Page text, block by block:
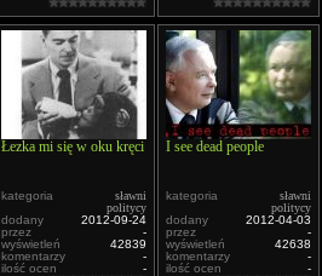
Łezka mi się w oku kręci
kategoria
sławni
politycy
dodany
2012-09-24
przez
-
wyświetleń
42839
komentarzy
-
ilość ocen
-
I see dead people
kategoria
sławni
politycy
dodany
2012-04-03
przez
-
wyświetleń
42638
komentarzy
-
ilość ocen
-